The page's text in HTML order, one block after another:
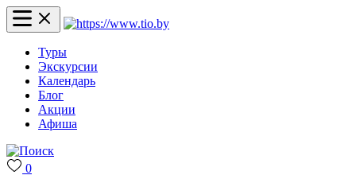
Туры
Экскурсии
Календарь
Блог
Акции
Афиша
0